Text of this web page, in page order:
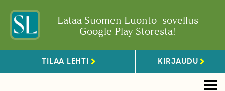
Lataa Suomen Luonto -sovellus
Google Play Storesta!
TILAA LEHTI KIRJAUDU